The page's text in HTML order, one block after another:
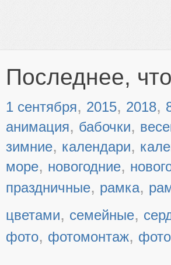
Последнее,
1 сентября, 2015, 2018,
анимация, бабочки,
зимние, календари,
море, новогодние,
праздничные, рамка,
цветами, семейные,
фото, фотомонтаж,